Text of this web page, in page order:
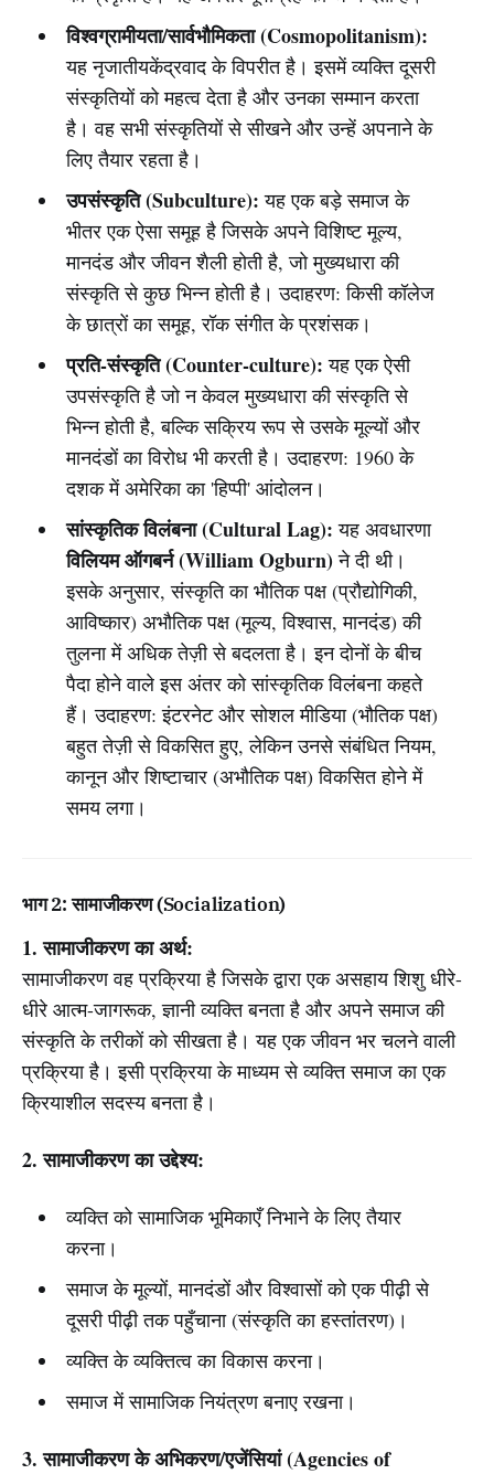
विश्वग्रामीयता/सार्वभौमिकता (Cosmopolitanism):
यह नृजातीयकेंद्रवाद के विपरीत है। इसमें व्यक्ति दूसरी
संस्कृतियों को महत्व देता है और उनका सम्मान करता
है। वह सभी संस्कृतियों से सीखने और उन्हें अपनाने के
लिए तैयार रहता है।
उपसंस्कृति (Subculture): यह एक बड़े समाज के
भीतर एक ऐसा समूह है जिसके अपने विशिष्ट मूल्य,
मानदंड और जीवन शैली होती है, जो मुख्यधारा की
संस्कृति से कुछ भिन्न होती है। उदाहरण: किसी कॉलेज
के छात्रों का समूह, रॉक संगीत के प्रशंसक।
प्रति-संस्कृति (Counter-culture): यह एक ऐसी
उपसंस्कृति है जो न केवल मुख्यधारा की संस्कृति से
भिन्न होती है, बल्कि सक्रिय रूप से उसके मूल्यों और
मानदंडों का विरोध भी करती है। उदाहरण: 1960 के
दशक में अमेरिका का 'हिप्पी' आंदोलन।
सांस्कृतिक विलंबना (Cultural Lag): यह अवधारणा
विलियम ऑगबर्न (William Ogburn)ने दी थी।
इसके अनुसार, संस्कृति का भौतिक पक्ष (प्रौद्योगिकी,
आविष्कार) अभौतिक पक्ष (मूल्य, विश्वास, मानदंड) की
तुलना में अधिक तेज़ी से बदलता है। इन दोनों के बीच
पैदा होने वाले इस अंतर को सांस्कृतिक विलंबना कहते
हैं। उदाहरण: इंटरनेट और सोशल मीडिया (भौतिक पक्ष)
बहुत तेज़ी से विकसित हुए, लेकिन उनसे संबंधित नियम,
कानून और शिष्टाचार (अभौतिक पक्ष) विकसित होने में
समय लगा।
भाग 2: सामाजीकरण (Socialization)
1. सामाजीकरण का अर्थ:
सामाजीकरण वह प्रक्रिया है जिसके द्वारा एक असहाय शिशु धीरे-
धीरे आत्म-जागरूक, ज्ञानी व्यक्ति बनता है और अपने समाज की
संस्कृति के तरीकों को सीखता है। यह एक जीवन भर चलने वाली
प्रक्रिया है। इसी प्रक्रिया के माध्यम से व्यक्ति समाज का एक
क्रियाशील सदस्य बनता है।
2. सामाजीकरण का उद्देश्य:
व्यक्ति को सामाजिक भूमिकाएँ निभाने के लिए तैयार
करना।
समाज के मूल्यों, मानदंडों और विश्वासों को एक पीढ़ी से
दूसरी पीढ़ी तक पहुँचाना (संस्कृति का हस्तांतरण)।
व्यक्ति के व्यक्तित्व का विकास करना।
समाज में सामाजिक नियंत्रण बनाए रखना।
3. सामाजीकरण के अभिकरण/एजेंसियां (Agencies of